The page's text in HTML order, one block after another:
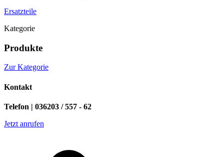
Ersatzteile
Kategorie
Produkte
Zur Kategorie
Kontakt
Telefon | 036203 / 557 - 62
Jetzt anrufen